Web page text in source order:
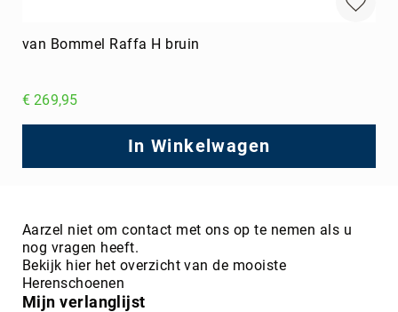
van Bommel Raffa H bruin
€ 269,95
In Winkelwagen
Aarzel niet om contact met ons op te nemen als u
nog vragen heeft.
Bekijk hier het overzicht van de mooiste
Herenschoenen
Mijn verlanglijst